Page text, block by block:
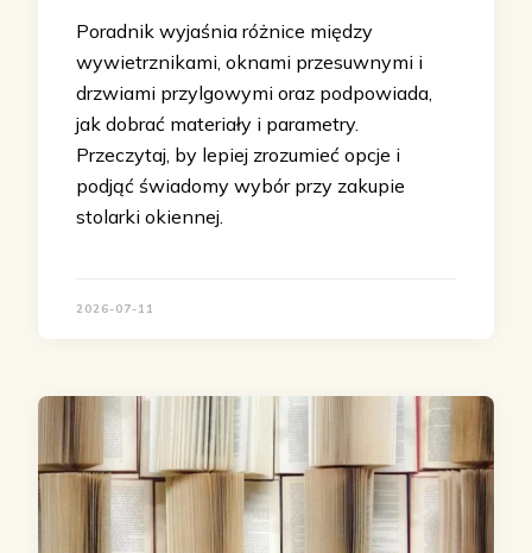
Poradnik wyjaśnia różnice między
wywietrznikami, oknami przesuwnymi i
drzwiami przylgowymi oraz podpowiada,
jak dobrać materiały i parametry.
Przeczytaj, by lepiej zrozumieć opcje i
podjąć świadomy wybór przy zakupie
stolarki okiennej.
2026-07-11